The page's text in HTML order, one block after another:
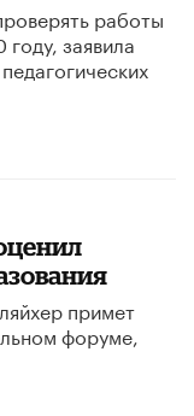
работы
заявила
примет
форуме,